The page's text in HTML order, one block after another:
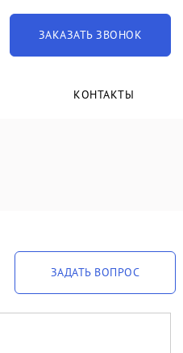
ЗАКАЗАТЬ ЗВОНОК
КОНТАКТЫ
ЗАДАТЬ ВОПРОС